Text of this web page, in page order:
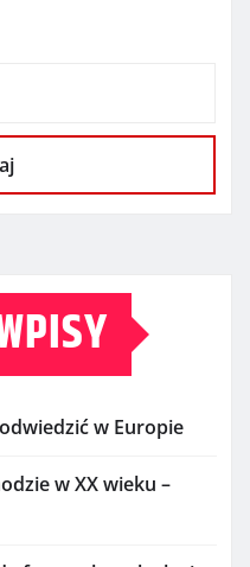
w Europie
w XX wieku –